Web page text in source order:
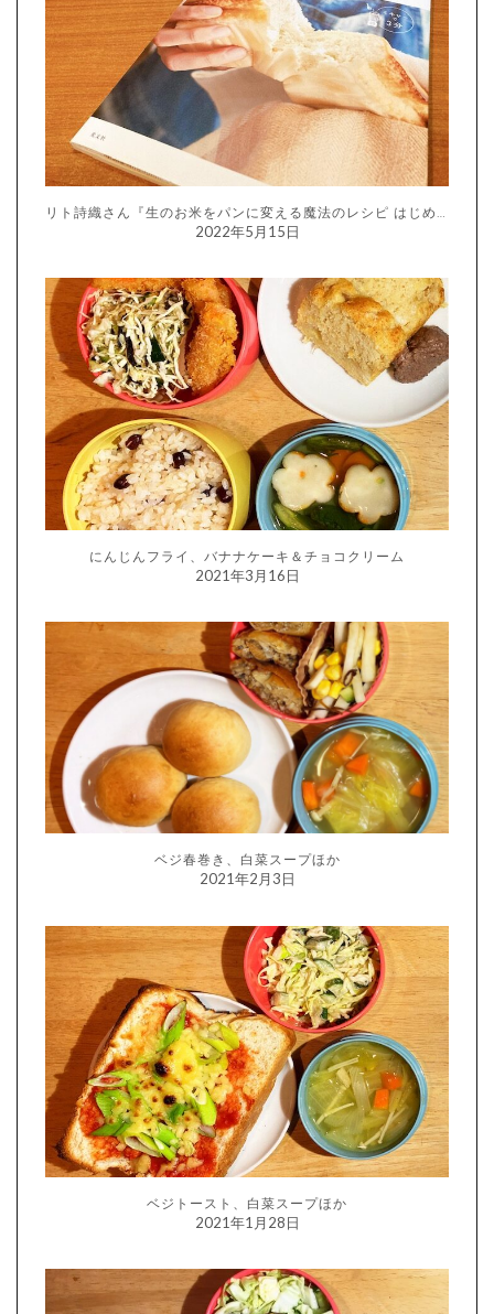
2022年5月15日
にんじんフライ、バナナケーキ＆チョコクリーム
2021年3月16日
ベジ春巻き、白菜スープほか
2021年2月3日
ベジトースト、白菜スープほか
2021年1月28日